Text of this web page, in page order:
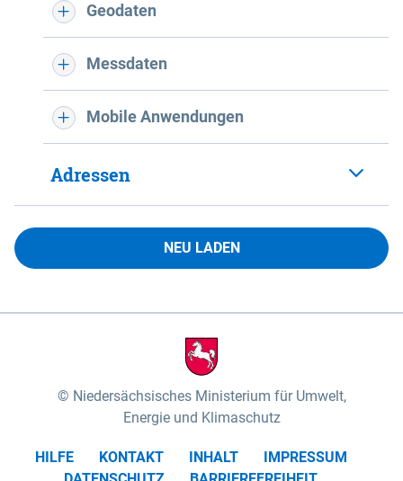
Geodaten
Messdaten
Mobile Anwendungen
Adressen
NEU LADEN
Niedersächsisches Ministerium für Umwelt,
Energie und Klimaschutz
HILFE KONTAKT INHALT
IMPRESSUM